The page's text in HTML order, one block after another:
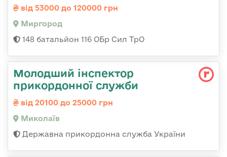
від 53000 до 120000 грн
Миргород
148 батальйон 116 ОБр Сил ТрО
Молодший інспектор
прикордонної служби
від 20100 до 25000 грн
Миколаїв
Державна прикордонна служба України